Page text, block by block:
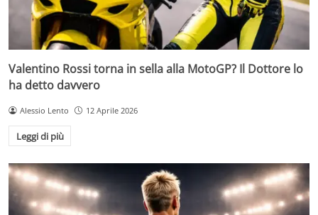
Valentino Rossi torna in sella alla MotoGP? Il Dottore lo
ha detto davvero
Alessio Lento 12 Aprile 2026
Leggi di più